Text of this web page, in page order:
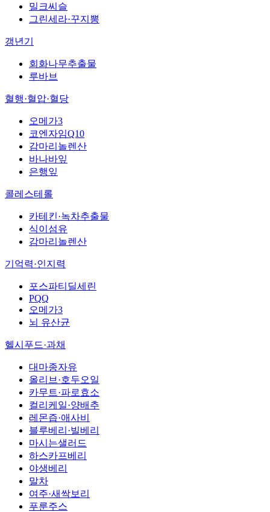
밀크씨슬
그린세라·꾸지뽕
갱년기
회화나무추출물
루바브
혈행·혈압·혈당
오메가3
코엔자임Q10
감마리놀렌산
바나바잎
은행잎
콜레스테롤
카테킨·녹차추출물
식이섬유
감마리놀렌산
기억력·인지력
포스파티딜세린
PQQ
오메가3
뇌 유산균
헬시푸드·과채
대마종자유
올리브·호두오일
카무트·파로효소
컬리케일·양배추
레몬즙·애사비
블루베리·빌베리
마시는샐러드
하스카프베리
야생베리
말차
여주·새싹보리
푸룬주스